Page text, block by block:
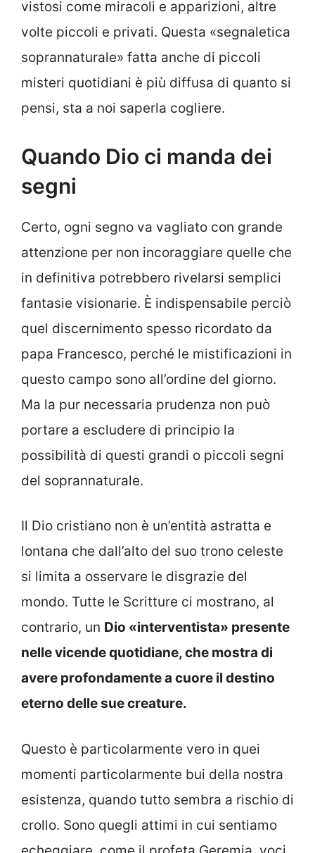
vistosi come miracoli e apparizioni, altre
volte piccoli e privati. Questa «segnaletica
soprannaturale» fatta anche di piccoli
misteri quotidiani è più diffusa di quanto si
pensi, sta a noi saperla cogliere.
Quando Dio ci manda dei
segni
Certo, ogni segno va vagliato con grande
attenzione per non incoraggiare quelle che
in definitiva potrebbero rivelarsi semplici
fantasie visionarie. È indispensabile perciò
quel discernimento spesso ricordato da
papa Francesco, perché le mistificazioni in
questo campo sono all’ordine del giorno.
Ma la pur necessaria prudenza non può
portare a escludere di principio la
possibilità di questi grandi o piccoli segni
del soprannaturale.
Il Dio cristiano non è un’entità astratta e
lontana che dall’alto del suo trono celeste
si limita a osservare le disgrazie del
mondo. Tutte le Scritture ci mostrano, al
contrario, un Dio «interventista» presente
nelle vicende quotidiane, che mostra di
avere profondamente a cuore il destino
eterno delle sue creature.
Questo è particolarmente vero in quei
momenti particolarmente bui della nostra
esistenza, quando tutto sembra a rischio di
crollo. Sono quegli attimi in cui sentiamo